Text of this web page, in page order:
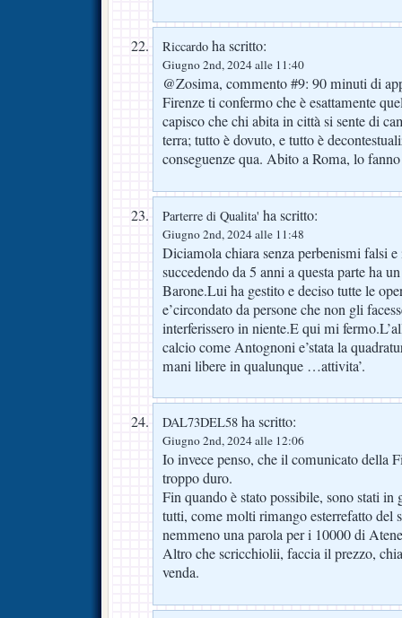
Riccardo ha scritto:
Giugno 2nd, 2024 alle 11:40
@Zosima, commento #9: 90 minuti di
Firenze ti confermo che è esattamente
capisco che chi abita in città si sente di
terra; tutto è dovuto, e tutto è
conseguenze qua. Abito a Roma, lo
Parterre di Qualita' ha scritto:
Giugno 2nd, 2024 alle 11:48
Diciamola chiara senza perbenismi falsi
succedendo da 5 anni a questa parte ha
Barone.Lui ha gestito e deciso tutte le
e’circondato da persone che non gli
interferissero in niente.E qui mi
calcio come Antognoni e’stata la
mani libere in qualunque …attivita’.
DAL73DEL58 ha scritto:
Giugno 2nd, 2024 alle 12:06
Io invece penso, che il comunicato della
troppo duro.
Fin quando è stato possibile, sono stati in
tutti, come molti rimango esterrefatto del
nemmeno una parola per i 10000 di
Altro che scricchiolii, faccia il prezzo,
venda.